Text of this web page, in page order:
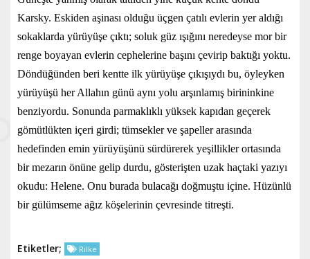
Karsky. Eskiden aşinası olduğu üçgen çatılı evlerin yer aldığı
sokaklarda yürüyüşe çıktı; soluk güz ışığını neredeyse mor bir
renge boyayan evlerin cephelerine başını çevirip baktığı yoktu.
Döndüğünden beri kentte ilk yürüyüşe çıkışıydı bu, öyleyken
yürüyüşü her Allahın günü aynı yolu arşınlamış birininkine
benziyordu. Sonunda parmaklıklı yüksek kapıdan geçerek
gömütlükten içeri girdi; tümsekler ve şapeller arasında
hedefinden emin yürüyüşünü sürdürerek yeşillikler ortasında
bir mezarın önüne gelip durdu, gösterişten uzak haçtaki yazıyı
okudu: Helene. Onu burada bulacağı doğmuştu içine. Hüzünlü
bir gülümseme ağız köşelerinin çevresinde titreşti.
Etiketler; Rilke